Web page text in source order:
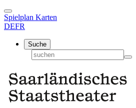
Spielplan Karten
DEFR
Suche